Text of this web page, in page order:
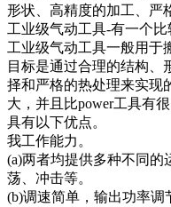
形状、高精度的加工、严
工业级气动工具-有一个比
工业级气动工具一般用于
目标是通过合理的结构、
择和严格的热处理来实现
大，并且比power工具有
具有以下优点。
我工作能力。
(a)两者均提供多种不同的
荡、冲击等。
(b)调速简单，输出功率